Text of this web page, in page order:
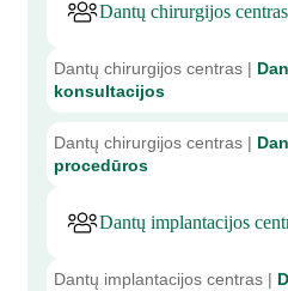
Dantų chirurgijos centras
Dantų chirurgijos centras |
konsultacijos
Dantų chirurgijos centras |
procedūros
Dantų implantacijos
Dantų implantacijos centras |